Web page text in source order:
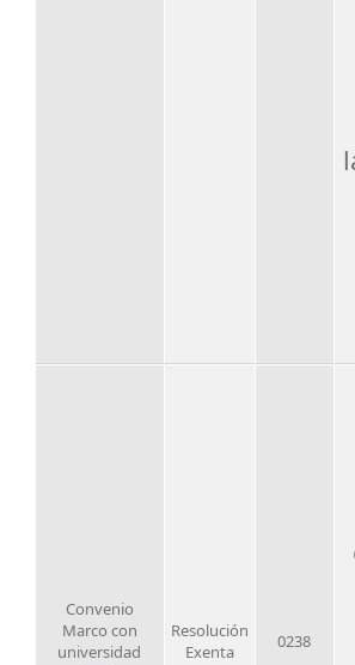
Convenio
Marco con
universidad
Resolución
Exenta
0238